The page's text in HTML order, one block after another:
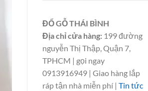
ĐỔ GỖ THÁI BÌNH
Địa chỉ cửa hàng:199 đường
nguyễn Thị Thập, Quận 7,
TPHCM | gọi ngay
0913916949 | Giao hàng lắp
ráp tận nhà miễn phí | Tin tức